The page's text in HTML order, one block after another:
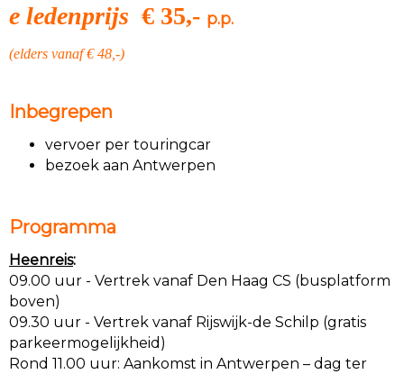
e ledenprijs € 35,- p.p.
(elders vanaf € 48,-)
Inbegrepen
vervoer per touringcar
bezoek aan Antwerpen
Programma
Heenreis:
09.00 uur - Vertrek vanaf Den Haag CS (busplatform
boven)
09.30 uur - Vertrek vanaf Rijswijk-de Schilp (gratis
parkeermogelijkheid)
Rond 11.00 uur: Aankomst in Antwerpen – dag ter